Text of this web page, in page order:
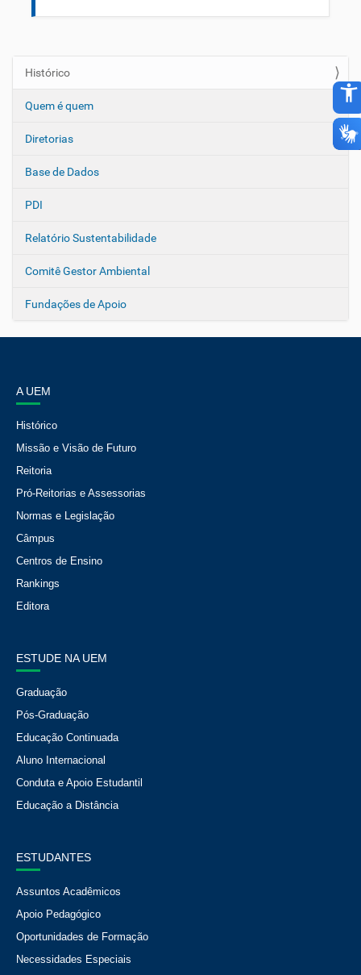
N
v
e
a
ç
o
Histórico
Quem é quem
Diretorias
Base de Dados
PDI
Relatório Sustentabilidade
Comitê Gestor Ambiental
Fundações de Apoio
A UEM
Histórico
Missão e Visão de Futuro
Reitoria
Pró-Reitorias e Assessorias
Normas e Legislação
Câmpus
Centros de Ensino
Rankings
Editora
ESTUDE NA UEM
Graduação
Pós-Graduação
Educação Continuada
Aluno Internacional
Conduta e Apoio Estudantil
Educação a Distância
ESTUDANTES
Assuntos Acadêmicos
Apoio Pedagógico
Oportunidades de Formação
Necessidades Especiais
accessibility_new